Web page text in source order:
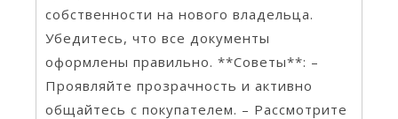
собственности на нового владельца.
Убедитесь, что все документы
оформлены правильно. **Советы**: –
Проявляйте прозрачность и активно
общайтесь с покупателем. – Рассмотрите